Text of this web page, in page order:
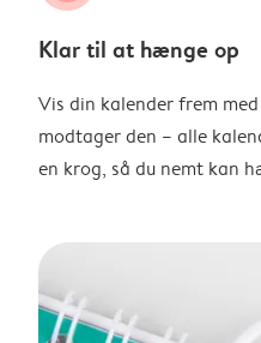
Klar til at hænge op
Vis din kalender frem
modtager den – alle
en krog, så du nemt kan